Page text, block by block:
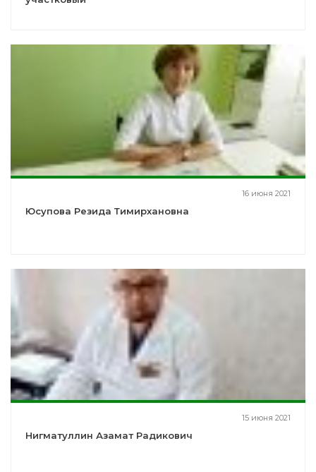
16 июня 2021
Юсупова Резида Тимирхановна
15 июня 2021
Нигматуллин Азамат Радикович